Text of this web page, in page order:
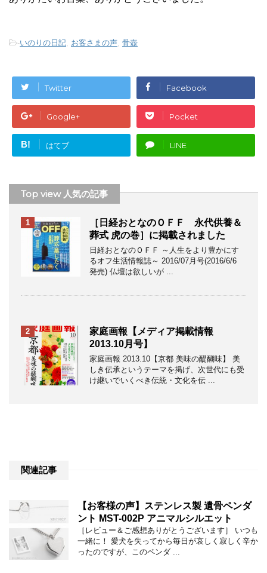
-いのりの日記, お客さまの声, 骨壺
Twitter Facebook
Google+ Pocket
B! はてブ LINE
Top view 人気の記事
1
［日経おとなのＯＦＦ 永代供養＆
葬式 虎の巻］に掲載されました
日経おとなのＯＦＦ ～人生をより豊かにす
るオフ生活情報誌～ 2016/07月号(2016/6/6
発売) 仏壇は欲しいが ...
2
家庭画報【メディア掲載情報
2013.10月号】
家庭画報 2013.10【京都 美味の醍醐味】 美
しき伝承というテーマを掲げ、次世代にも受
け継いでいくべき伝統・文化を伝 ...
関連記事
【お客様の声】ステンレス製 遺骨ペンダ
ント MST-002P アニマルシルエット
［レビュー＆ご感想ありがとうございます］ いつも
一緒に！ 愛犬を失ってから毎日が哀しく寂しく辛か
ったのですが、このペンダ ...